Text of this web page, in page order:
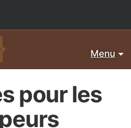
Menu
pour les